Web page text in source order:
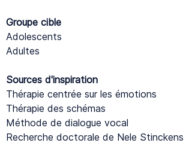
Groupe cible
Adolescents
Adultes
Sources d'inspiration
Thérapie centrée sur les émotions
Thérapie des schémas
Méthode de dialogue vocal
Recherche doctorale de Nele Stinckens